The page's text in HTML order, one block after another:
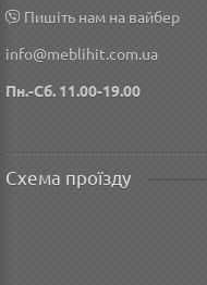
Пишіть нам на вайбер
info@meblihit.com.ua
Пн.-Сб. 11.00-19.00
Схема проїзду